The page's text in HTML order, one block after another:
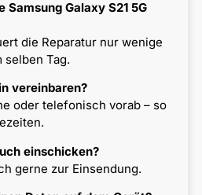
Galaxy S21 5G
die Reparatur nur wenige
selben Tag.
vereinbaren?
oder telefonisch vorab – so
einschicken?
gerne zur Einsendung.